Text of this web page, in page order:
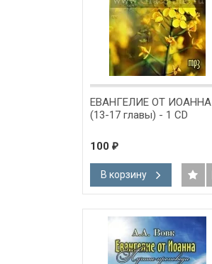
ЕВАНГЕЛИЕ ОТ ИОАННА
(13-17 главы) - 1 CD
100 ₽
В корзину